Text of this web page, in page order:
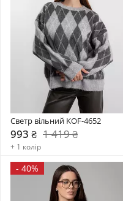
Светр вільний KOF-4652
993 ₴ 1 419 ₴
+ 1 колір
- 40%